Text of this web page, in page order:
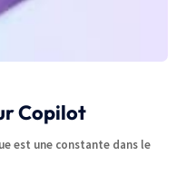
Copilot
est une constante dans le